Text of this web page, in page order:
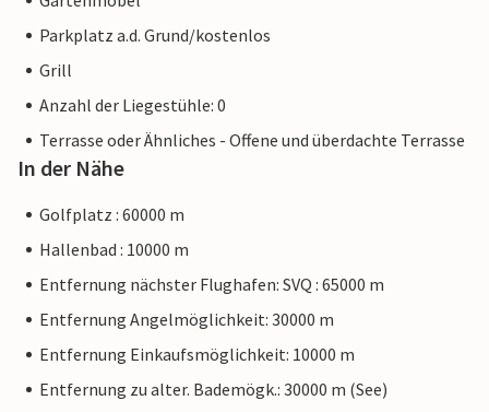
Parkplatz a.d. Grund/kostenlos
Grill
Anzahl der Liegestühle: 0
Terrasse oder Ähnliches - Offene und überdachte Terrasse
In der Nähe
Golfplatz : 60000 m
Hallenbad : 10000 m
Entfernung nächster Flughafen: SVQ : 65000 m
Entfernung Angelmöglichkeit: 30000 m
Entfernung Einkaufsmöglichkeit: 10000 m
Entfernung zu alter. Bademögk.: 30000 m (See)